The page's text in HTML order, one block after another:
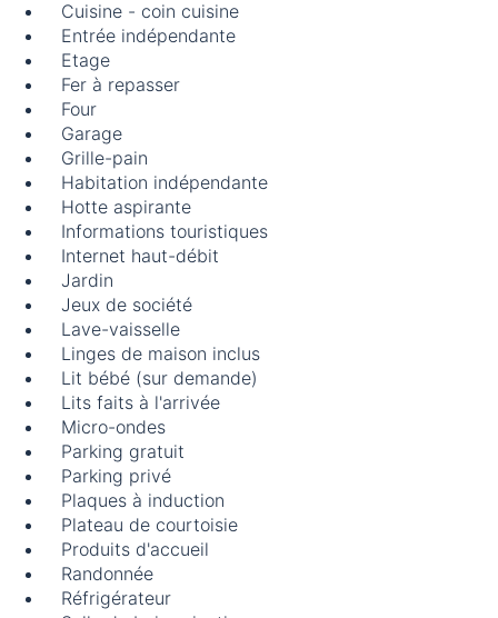
Cuisine - coin cuisine
Entrée indépendante
Etage
Fer à repasser
Four
Garage
Grille-pain
Habitation indépendante
Hotte aspirante
Informations touristiques
Internet haut-débit
Jardin
Jeux de société
Lave-vaisselle
Linges de maison inclus
Lit bébé (sur demande)
Lits faits à l'arrivée
Micro-ondes
Parking gratuit
Parking privé
Plaques à induction
Plateau de courtoisie
Produits d'accueil
Randonnée
Réfrigérateur